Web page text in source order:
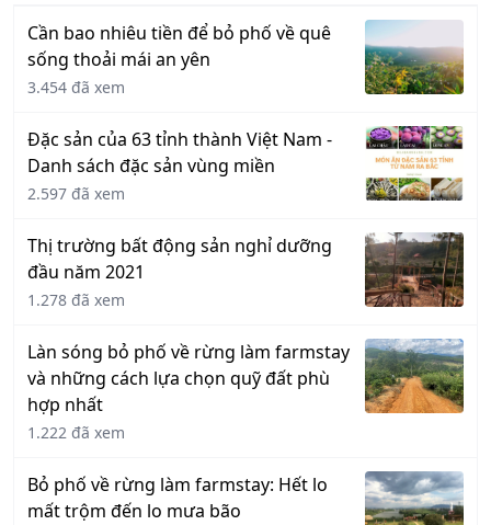
Cần bao nhiêu tiền để bỏ phố về quê
sống thoải mái an yên
3.454 đã xem
Đặc sản của 63 tỉnh thành Việt Nam -
Danh sách đặc sản vùng miền
2.597 đã xem
Thị trường bất động sản nghỉ dưỡng
đầu năm 2021
1.278 đã xem
Làn sóng bỏ phố về rừng làm farmstay
và những cách lựa chọn quỹ đất phù
hợp nhất
1.222 đã xem
Bỏ phố về rừng làm farmstay: Hết lo
mất trộm đến lo mưa bão